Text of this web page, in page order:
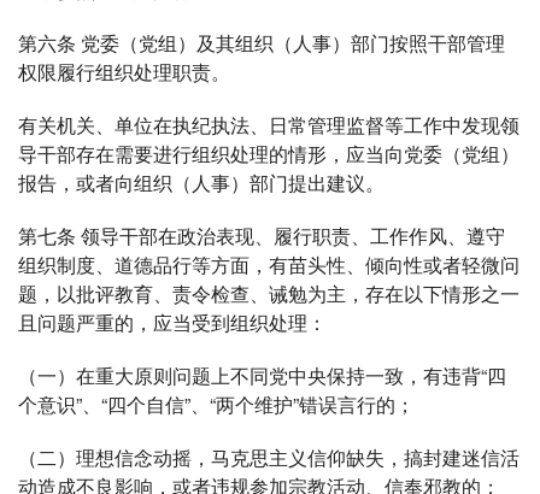
第六条 党委（党组）及其组织（人事）部门按照干部管理
权限履行组织处理职责。
有关机关、单位在执纪执法、日常管理监督等工作中发现领
导干部存在需要进行组织处理的情形，应当向党委（党组）
报告，或者向组织（人事）部门提出建议。
第七条 领导干部在政治表现、履行职责、工作作风、遵守
组织制度、道德品行等方面，有苗头性、倾向性或者轻微问
题，以批评教育、责令检查、诫勉为主，存在以下情形之一
且问题严重的，应当受到组织处理：
（一）在重大原则问题上不同党中央保持一致，有违背“四
个意识”、“四个自信”、“两个维护”错误言行的；
（二）理想信念动摇，马克思主义信仰缺失，搞封建迷信活
动造成不良影响，或者违规参加宗教活动、信奉邪教的；